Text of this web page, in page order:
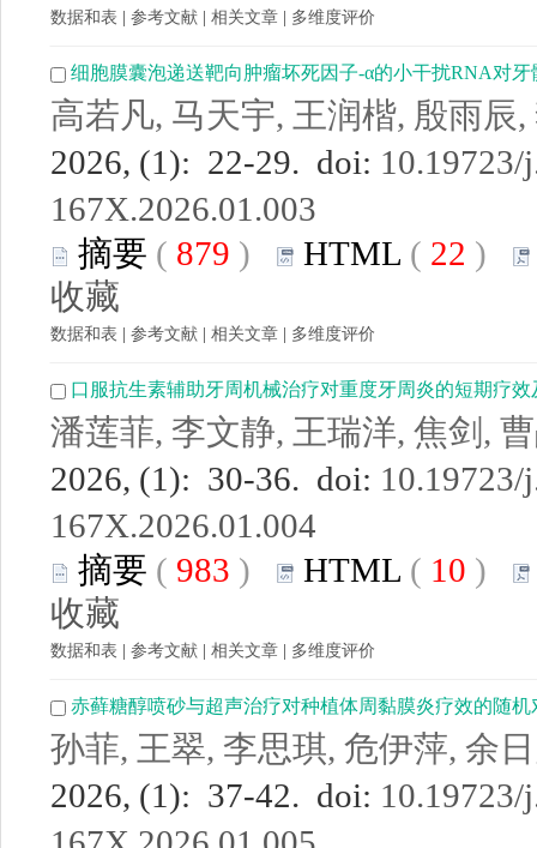
数据和表 参考文献 相关文章 多维度评价
细胞膜囊泡递送靶向肿瘤坏死因子-α的小干扰RNA对
高若凡, 马天宇, 王润楷, 殷雨辰
2026, (1): 22-29. doi: 10.19723/
167X.2026.01.003
摘要 ( 879 ) HTML ( 22 )
收藏
数据和表 参考文献 相关文章 多维度评价
口服抗生素辅助牙周机械治疗对重度牙周炎的短期疗效
潘莲菲, 李文静, 王瑞洋, 焦剑,
2026, (1): 30-36. doi: 10.19723/
167X.2026.01.004
摘要 ( 983 ) HTML ( 10 )
收藏
数据和表 参考文献 相关文章 多维度评价
赤藓糖醇喷砂与超声治疗对种植体周黏膜炎疗效的随机
孙菲, 王翠, 李思琪, 危伊萍, 余
2026, (1): 37-42. doi: 10.19723/